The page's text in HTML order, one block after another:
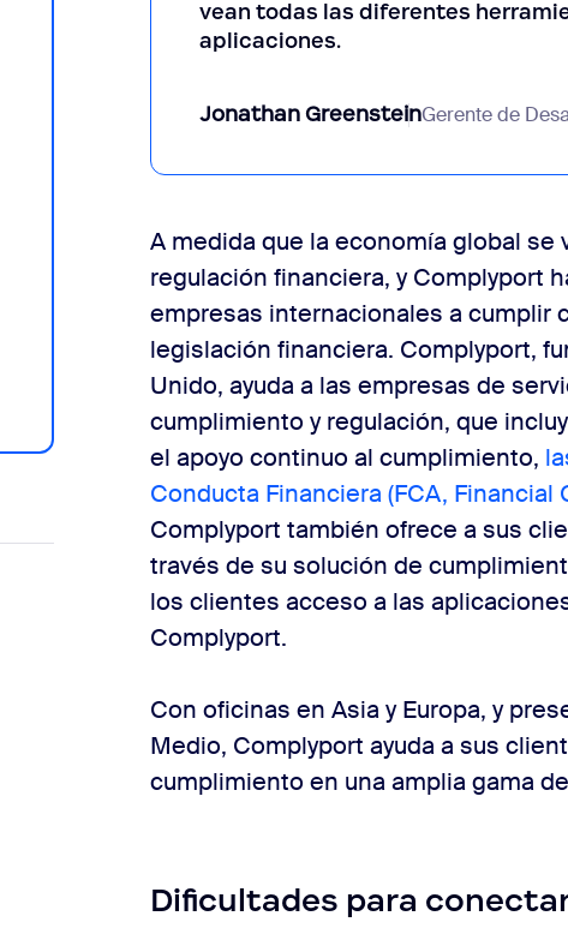
vean todas las diferentes
aplicaciones.
Jonathan GreensteinGerente de
A medida que la economía global
regulación financiera, y Complyport
empresas internacionales a cumplir
legislación financiera. Complyport,
Unido, ayuda a las empresas de
cumplimiento y regulación, que
el apoyo continuo alcumplimiento,
Conducta Financiera (FCA, Financial
Complyport también ofrece a sus
través de su solución de
los clientes acceso a las
Complyport.
Con oficinas en Asia y Europa, y
Medio, Complyport ayuda a sus
cumplimiento en una amplia gama
Dificultades para